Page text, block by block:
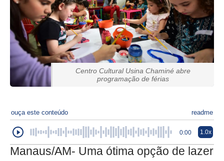
Centro Cultural Usina Chaminé abre
programação de férias
ouça este conteúdo readme
0:00 1.0x
Manaus/AM- Uma ótima opção de lazer